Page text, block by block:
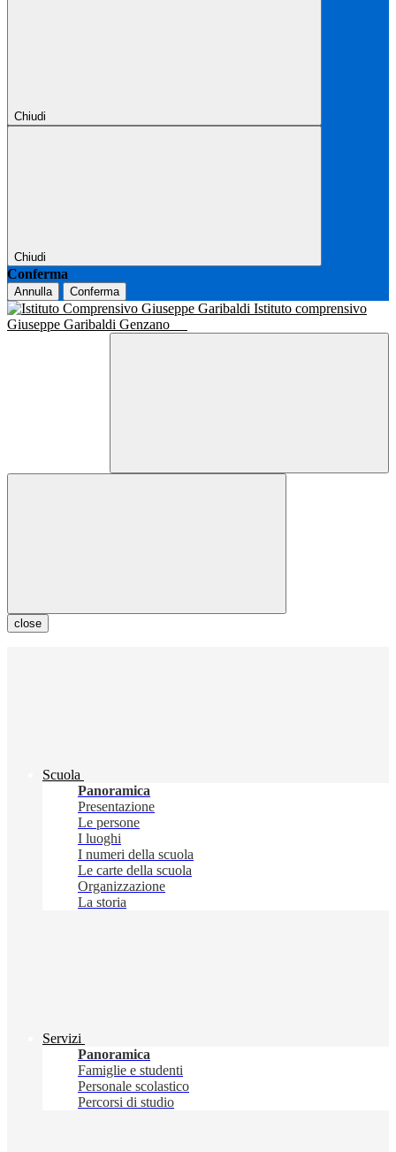
Chiudi
Chiudi
Conferma
Annulla Conferma
Istituto comprensivo
Giuseppe Garibaldi Genzano
close
Scuola
Panoramica
Presentazione
Le persone
I luoghi
I numeri della scuola
Le carte della scuola
Organizzazione
La storia
Servizi
Panoramica
Famiglie e studenti
Personale scolastico
Percorsi di studio